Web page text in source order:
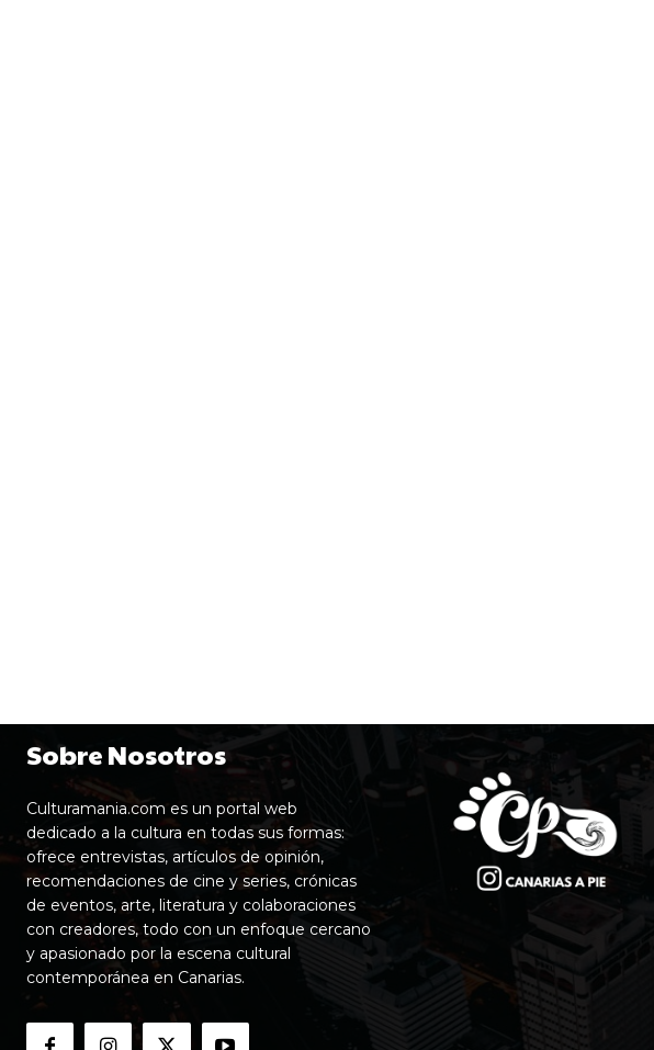
Sobre Nosotros
Culturamania.com es un portal web
dedicado a la cultura en todas sus formas:
ofrece entrevistas, artículos de opinión,
recomendaciones de cine y series, crónicas
de eventos, arte, literatura y colaboraciones
con creadores, todo con un enfoque cercano
y apasionado por la escena cultural
contemporánea en Canarias.